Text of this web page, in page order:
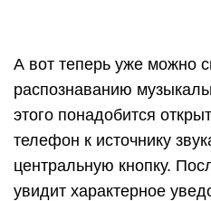
А вот теперь уже можно
распознаванию
этого понадобится
телефон к источнику
центральную кнопку.
увидит характерное